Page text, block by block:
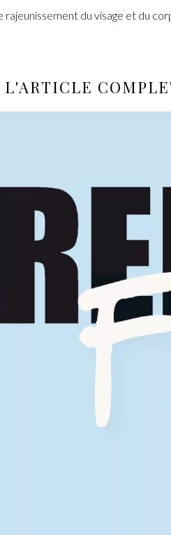
du visage et du